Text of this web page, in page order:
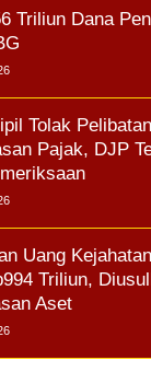
Triliun Dana
Tolak
Pajak, DJP
Uang
Triliun,
Aset